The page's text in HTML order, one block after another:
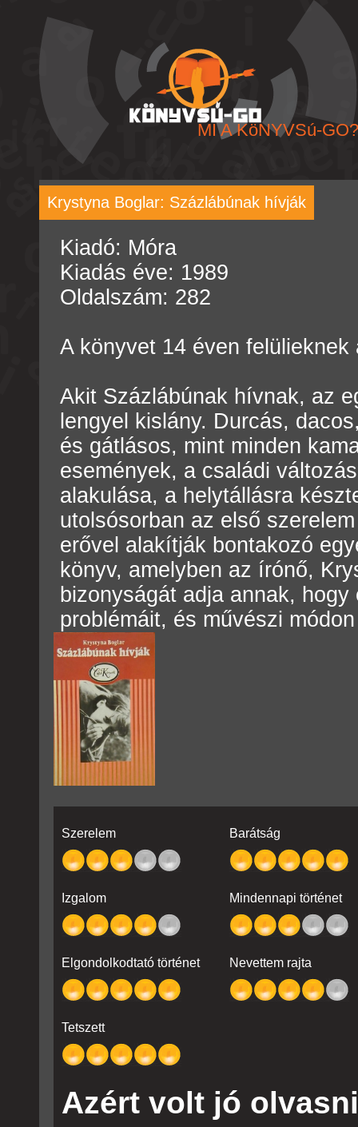
MI A KöNYVSú-
Krystyna Boglar: Százlábúnak hívják
Kiadó: Móra
Kiadás éve: 1989
Oldalszám: 282
A könyvet 14 éven felülieknek
Akit Százlábúnak hívnak, az
lengyel kislány. Durcás,
és gátlásos, mint minden
események, a családi
alakulása, a helytállásra
utolsósorban az első
erővel alakítják bontakozó
könyv, amelyben az írónő,
bizonyságát adja annak,
problémáit, és művészi
Szerelem Barátság
Izgalom Mindennapi történet
Elgondolkodtató történet Nevettem rajta
Tetszett
Azért volt jó